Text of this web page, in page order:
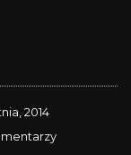
2014